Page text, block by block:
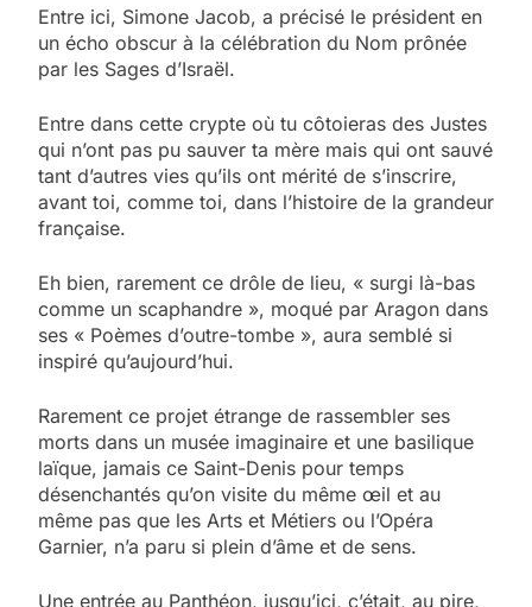
Entre ici, Simone Jacob, a précisé le président en
un écho obscur à la célébration du Nom prônée
par les Sages d’Israël.
Entre dans cette crypte où tu côtoieras des Justes
qui n’ont pas pu sauver ta mère mais qui ont sauvé
tant d’autres vies qu’ils ont mérité de s’inscrire,
avant toi, comme toi, dans l’histoire de la grandeur
française.
Eh bien, rarement ce drôle de lieu, « surgi là-bas
comme un scaphandre », moqué par Aragon dans
ses « Poèmes d’outre-tombe », aura semblé si
inspiré qu’aujourd’hui.
Rarement ce projet étrange de rassembler ses
morts dans un musée imaginaire et une basilique
laïque, jamais ce Saint-Denis pour temps
désenchantés qu’on visite du même œil et au
même pas que les Arts et Métiers ou l’Opéra
Garnier, n’a paru si plein d’âme et de sens.
Une entrée au Panthéon, jusqu’ici, c’était, au pire,